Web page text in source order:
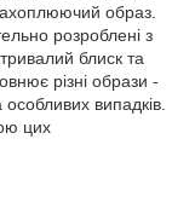
образ.
розроблені з
блиск та
різні образи -
випадків.
цих